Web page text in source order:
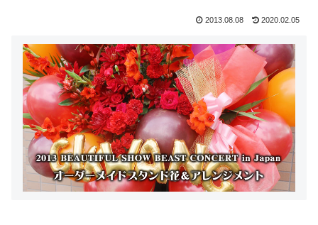
2013.08.08 2020.02.05